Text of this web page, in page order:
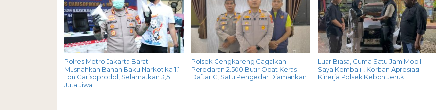
Polres Metro Jakarta Barat
Musnahkan Bahan Baku Narkotika 1,1
Ton Carisoprodol, Selamatkan 3,5
Juta Jiwa
Polsek Cengkareng Gagalkan
Peredaran 2.500 Butir Obat Keras
Daftar G, Satu Pengedar Diamankan
Luar Biasa, Cuma Satu Jam Mobil
Saya Kembali”, Korban Apresiasi
Kinerja Polsek Kebon Jeruk